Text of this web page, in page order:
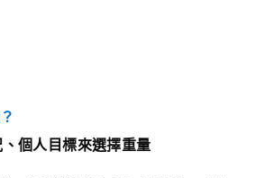
個人目標來選擇重量